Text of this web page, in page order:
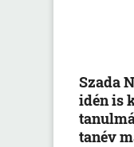
Szada
idén is
tanév